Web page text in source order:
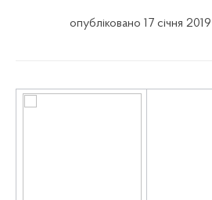
опубліковано 17 січня